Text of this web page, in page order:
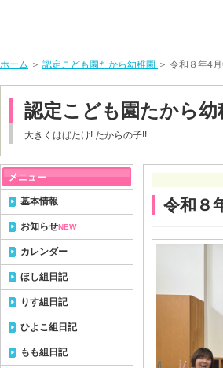
ホーム ＞ 認定こども園たから幼稚園 ＞ 令和８年4月
認定こども園たから幼
大きくはばたけ! たからの子!!
令和８
基本情報
お知らせNEW
カレンダー
ほし組日記
りす組日記
ひよこ組日記
もも組日記